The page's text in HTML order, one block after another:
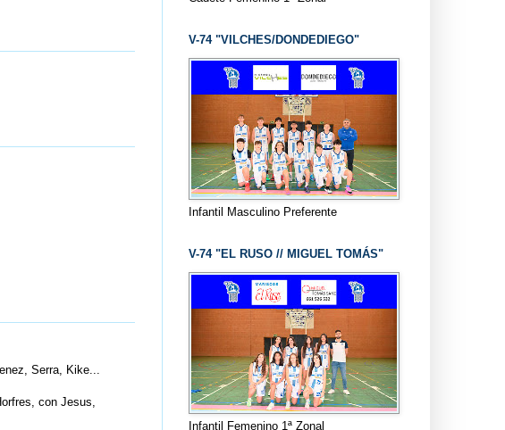
Serra, Kike...
con Jesus,
V-74 "VILCHES/DONDEDIEGO"
Infantil Masculino Preferente
V-74 "EL RUSO // MIGUEL TOMÁS"
Infantil Femenino 1ª Zonal